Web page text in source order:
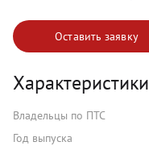
Оставить заявку
Характеристики
Владельцы по ПТС
Год выпуска